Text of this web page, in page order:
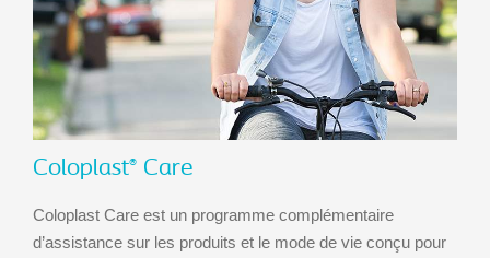
Coloplast® Care
Coloplast Care est un programme complémentaire
d’assistance sur les produits et le mode de vie conçu pour